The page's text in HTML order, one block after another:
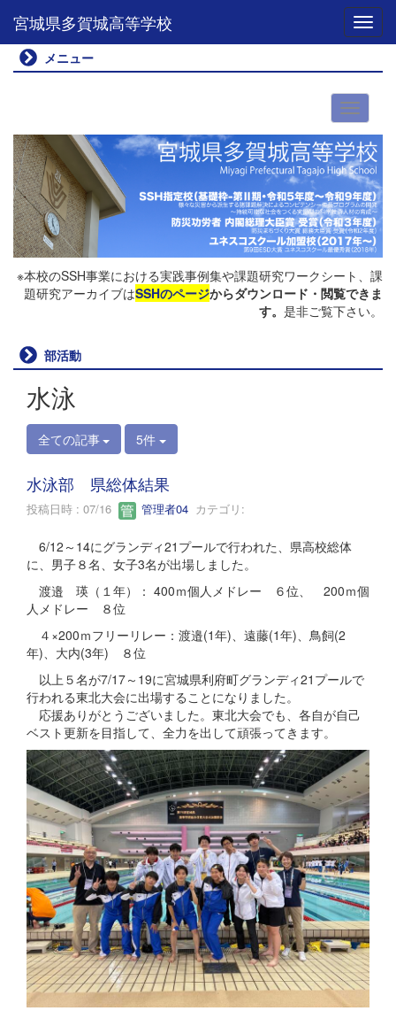
宮城県多賀城高等学校
メニュー
※本校のSSH事業における実践事例集や課題研究ワークシート、課
題研究アーカイブはSSHのページからダウンロード・閲覧できま
す。 是非ご覧下さい。
部活動
水泳
全ての記事 5件
水泳部 県総体結果
投稿日時 : 07/16 管理者04 カテゴリ:
6/12～14にグランディ21プールで行われた、県高校総体
に、男子８名、女子3名が出場しました。
渡邉 瑛（１年）： 400ｍ個人メドレー ６位、 200ｍ個
人メドレー ８位
４×200ｍフリーリレー：渡邉(1年)、遠藤(1年)、鳥飼(2
年)、大内(3年) ８位
以上５名が7/17～19に宮城県利府町グランディ21プールで
行われる東北大会に出場することになりました。
応援ありがとうございました。東北大会でも、各自が自己
ベスト更新を目指して、全力を出して頑張ってきます。